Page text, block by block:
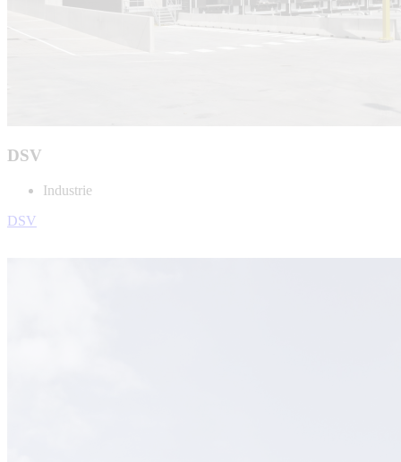
DSV
Industrie
DSV